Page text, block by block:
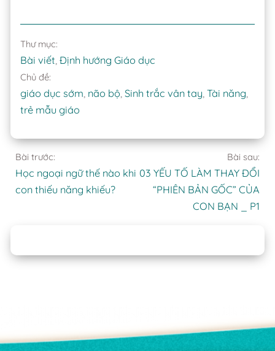
Thư mục:
Bài viết, Định hướng Giáo dục
Chủ đề:
giáo dục sớm, não bộ, Sinh trắc vân tay, Tài năng
trẻ mẫu giáo
Bài trước:
Học ngoại ngữ thế nào khi
con thiếu năng khiếu?
Bài sau:
03 YẾU TỐ LÀM THAY ĐỔI
“PHIÊN BẢN GỐC” CỦA
CON BẠN _ P1